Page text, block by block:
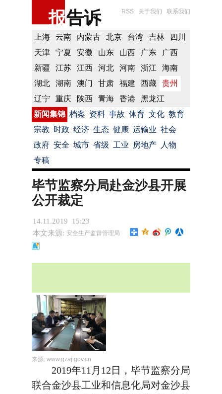
报告诉 RSS 关于我们 联系我们
上海 云南 内蒙古 北京 台湾 吉林
四川
天津
宁夏 安徽 山东 山西 广东
广西
新疆
江苏 江西 河北 河南 浙江
海南
湖北
湖南 澳门 甘肃 福建 西藏
贵州
辽宁
重庆 陕西 青海 香港
黑龙江
新闻集锦 档案 资料 事故 体育 文化 教育
宗教 时政 经济 生态 健康 运输业 社会
政府 安全 城市 省级 工业 房地产
人物
专稿
毕节监察分局赴金沙县开展
公开裁定
14.11.2019 15:23
本文来源: 安全生产监督管理局
来源: www.gzaj.gov.cn
2019年11月12日，毕节监察分局
联合金沙县工业和信息化局对金沙县